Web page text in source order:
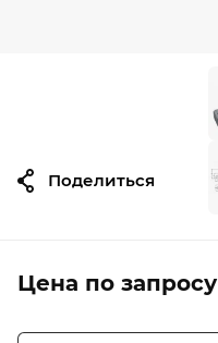
Цена по запросу
Поделиться